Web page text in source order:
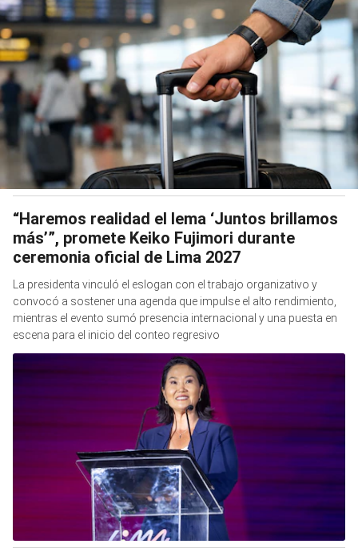
“Haremos realidad el lema ‘Juntos brillamos
más’”, promete Keiko Fujimori durante
ceremonia oficial de Lima 2027
La presidenta vinculó el eslogan con el trabajo organizativo y
convocó a sostener una agenda que impulse el alto rendimiento,
mientras el evento sumó presencia internacional y una puesta en
escena para el inicio del conteo regresivo